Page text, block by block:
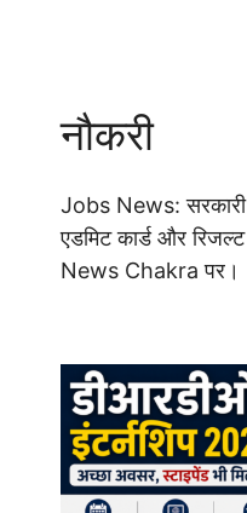
नौकरी
Jobs News: सरकारी
एडमिट कार्ड और
News Chakra पर।